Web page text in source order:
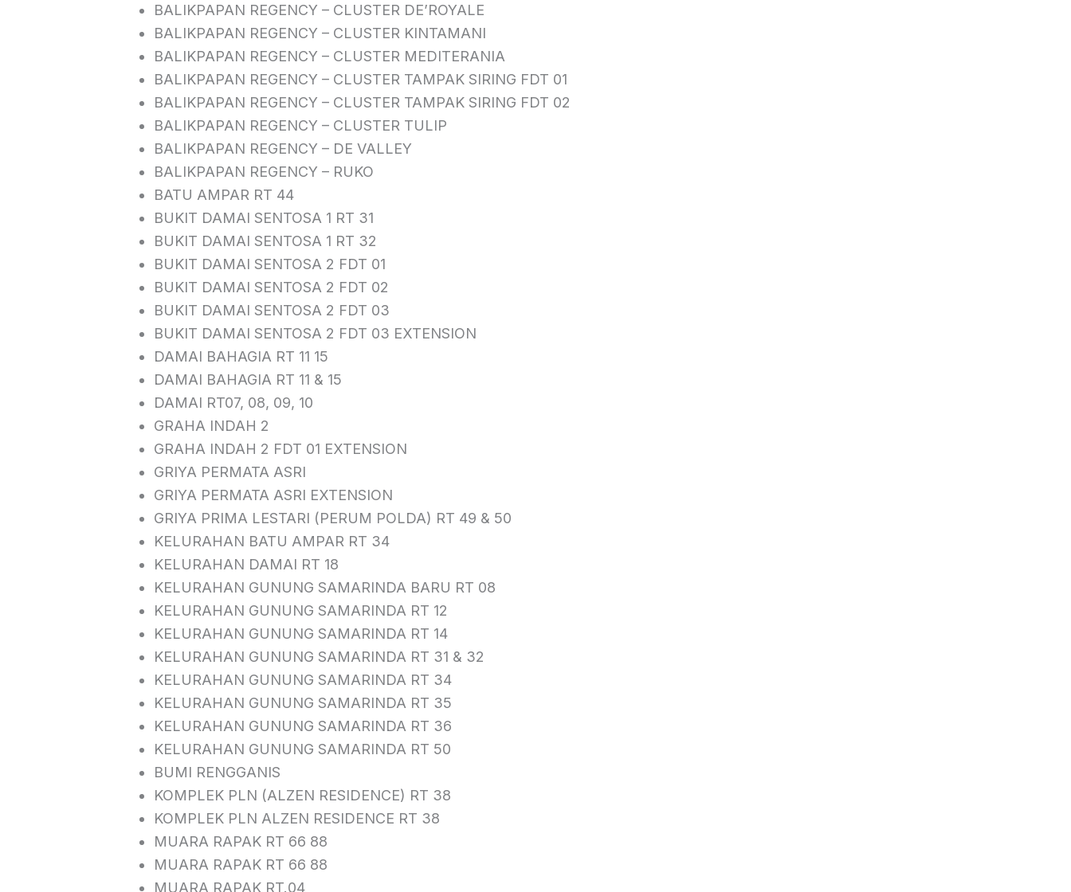
BALIKPAPAN REGENCY – CLUSTER DE’ROYALE
BALIKPAPAN REGENCY – CLUSTER KINTAMANI
BALIKPAPAN REGENCY – CLUSTER MEDITERANIA
BALIKPAPAN REGENCY – CLUSTER TAMPAK SIRING FDT 01
BALIKPAPAN REGENCY – CLUSTER TAMPAK SIRING FDT 02
BALIKPAPAN REGENCY – CLUSTER TULIP
BALIKPAPAN REGENCY – DE VALLEY
BALIKPAPAN REGENCY – RUKO
BATU AMPAR RT 44
BUKIT DAMAI SENTOSA 1 RT 31
BUKIT DAMAI SENTOSA 1 RT 32
BUKIT DAMAI SENTOSA 2 FDT 01
BUKIT DAMAI SENTOSA 2 FDT 02
BUKIT DAMAI SENTOSA 2 FDT 03
BUKIT DAMAI SENTOSA 2 FDT 03 EXTENSION
DAMAI BAHAGIA RT 11 15
DAMAI BAHAGIA RT 11 & 15
DAMAI RT07, 08, 09, 10
GRAHA INDAH 2
GRAHA INDAH 2 FDT 01 EXTENSION
GRIYA PERMATA ASRI
GRIYA PERMATA ASRI EXTENSION
GRIYA PRIMA LESTARI (PERUM POLDA) RT 49 & 50
KELURAHAN BATU AMPAR RT 34
KELURAHAN DAMAI RT 18
KELURAHAN GUNUNG SAMARINDA BARU RT 08
KELURAHAN GUNUNG SAMARINDA RT 12
KELURAHAN GUNUNG SAMARINDA RT 14
KELURAHAN GUNUNG SAMARINDA RT 31 & 32
KELURAHAN GUNUNG SAMARINDA RT 34
KELURAHAN GUNUNG SAMARINDA RT 35
KELURAHAN GUNUNG SAMARINDA RT 36
KELURAHAN GUNUNG SAMARINDA RT 50
BUMI RENGGANIS
KOMPLEK PLN (ALZEN RESIDENCE) RT 38
KOMPLEK PLN ALZEN RESIDENCE RT 38
MUARA RAPAK RT 66 88
MUARA RAPAK RT 66 88
MUARA RAPAK RT.04